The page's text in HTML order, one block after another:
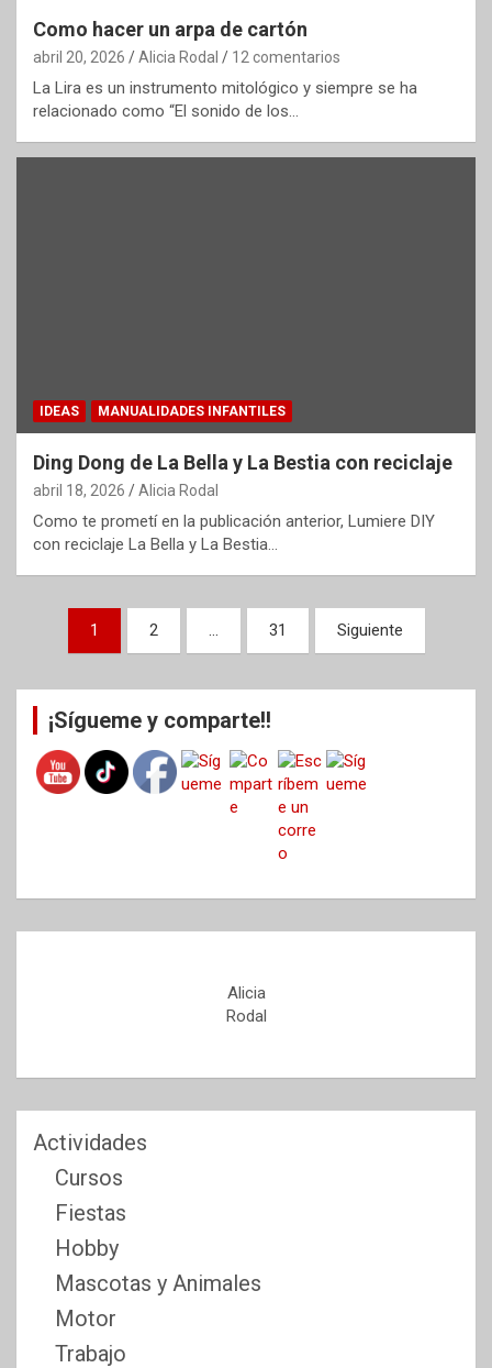
Como hacer un arpa de cartón
abril 20, 2026 Alicia Rodal 12 comentarios
La Lira es un instrumento mitológico y siempre se ha
relacionado como “El sonido de los…
IDEAS MANUALIDADES INFANTILES
Ding Dong de La Bella y La Bestia con reciclaje
abril 18, 2026 Alicia Rodal
Como te prometí en la publicación anterior, Lumiere DIY
con reciclaje La Bella y La Bestia…
Paginación
entradas
1 2 … 31 Siguiente
¡Sígueme y comparte!!
Alicia
Rodal
Actividades
Cursos
Fiestas
Hobby
Mascotas y Animales
Motor
Trabajo